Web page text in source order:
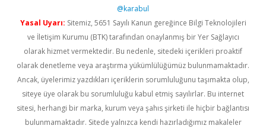
@karabul
Yasal Uyarı: Sitemiz, 5651 Sayılı Kanun gereğince Bilgi Teknolojileri
ve İletişim Kurumu (BTK) tarafından onaylanmış bir Yer Sağlayıcı
olarak hizmet vermektedir. Bu nedenle, sitedeki içerikleri proaktif
olarak denetleme veya araştırma yükümlülüğümüz bulunmamaktadır.
Ancak, üyelerimiz yazdıkları içeriklerin sorumluluğunu taşımakta olup,
siteye üye olarak bu sorumluluğu kabul etmiş sayılırlar. Bu internet
sitesi, herhangi bir marka, kurum veya şahıs şirketi ile hiçbir bağlantısı
bulunmamaktadır. Sitede yalnızca kendi hazırladığımız makaleler